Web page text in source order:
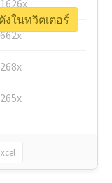
1626x
662x
268x
265x
งในทวิตเตอร์